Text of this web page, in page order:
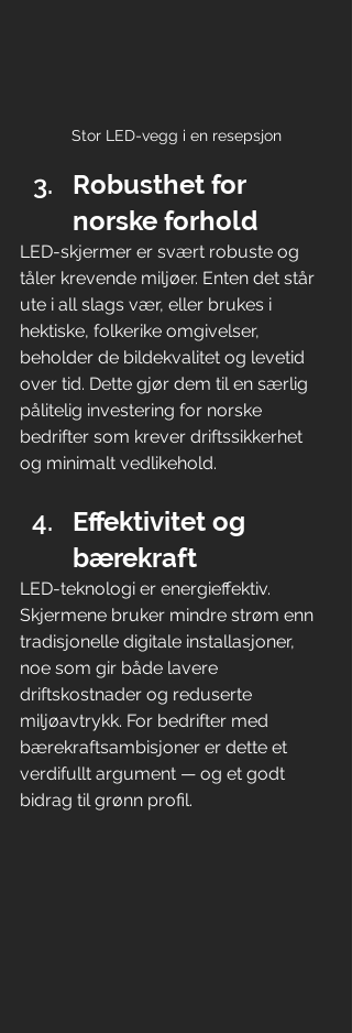
Stor LED-vegg i en resepsjon
Robusthet for
norske forhold
LED-skjermer er svært robuste og
tåler krevende miljøer. Enten det står
ute i all slags vær, eller brukes i
hektiske, folkerike omgivelser,
beholder de bildekvalitet og levetid
over tid. Dette gjør dem til en særlig
pålitelig investering for norske
bedrifter som krever driftssikkerhet
og minimalt vedlikehold.
Effektivitet og
bærekraft
LED-teknologi er energieffektiv.
Skjermene bruker mindre strøm enn
tradisjonelle digitale installasjoner,
noe som gir både lavere
driftskostnader og reduserte
miljøavtrykk. For bedrifter med
bærekraftsambisjoner er dette et
verdifullt argument — og et godt
bidrag til grønn profil.